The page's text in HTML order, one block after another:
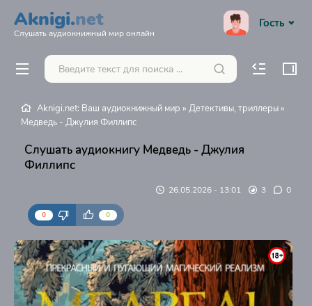
Aknigi.net
Слушать аудиокнижный мир онлайн
Гость
Aknigi.net: Ваш аудиокнижный мир » Детективы, триллеры »
Медведь - Джулия Филлипс
Слушать аудиокнигу Медведь - Джулия
Филлипс
26.05.2026 - 13:01 3 0
0 0